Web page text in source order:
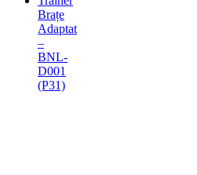
Brațe
Adaptat
–
BNL-
D001
(P31)